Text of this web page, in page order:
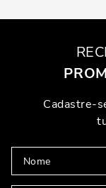
Cadastre-